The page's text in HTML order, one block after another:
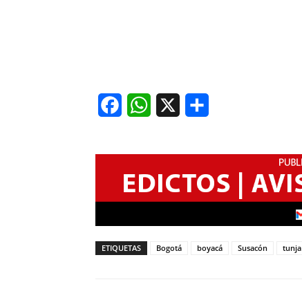
FacebookWhatsApp
ETIQUETAS Bogotá boyacá Susacón tunja